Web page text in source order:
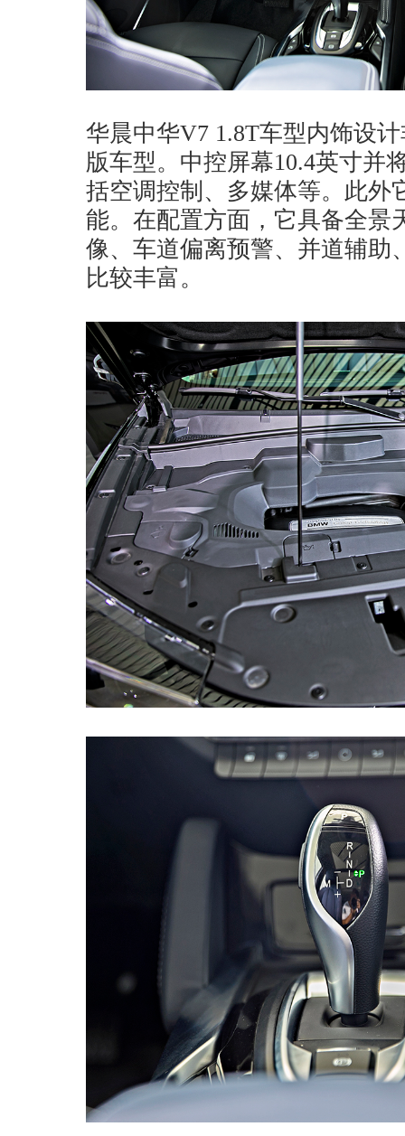
华晨中华V7 1.8T车型内饰设
版车型。中控屏幕10.4英寸并
括空调控制、多媒体等。此外
能。在配置方面，它具备全景
像、车道偏离预警、并道辅助
比较丰富。